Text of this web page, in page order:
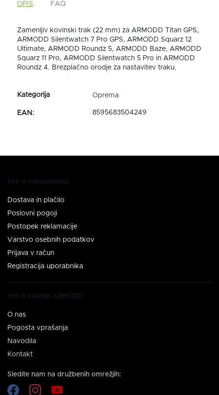
OPIS FAQ
Zamenljiv kovinski trak (22 mm) za ARMODD Titan GPS,
ARMODD Silentwatch 7 Pro GPS, ARMODD Squarz 12
Ultimate, ARMODD Roundz 5, ARMODD Baze, ARMODD
Squarz 11 Pro, ARMODD Silentwatch 5 Pro in ARMODD
Roundz 4. Brezplačno orodje za nastavitev traku.
Oprema
EAN : 8595683504249
Vse o nakupovanju
Dostava in plačilo
Poslovni pogoji
Postopek reklamacije
Varstvo osebnih podatkov
Prijava v račun
Registracija uporabnika
Več o znamki ARMODD
O nas
Pogosta vprašanja
Navodila
Kontakt
Sledite nam na družbenih omrežjih: